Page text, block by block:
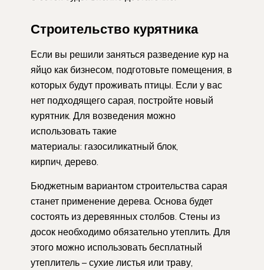
Строительство курятника
Если вы решили заняться разведение кур на
яйцо как бизнесом, подготовьте помещения, в
которых будут проживать птицы. Если у вас
нет подходящего сарая, постройте новый
курятник. Для возведения можно
использовать такие
материалы: газосиликатный блок,
кирпич, дерево.
Бюджетным вариантом строительства сарая
станет применение дерева. Основа будет
состоять из деревянных столбов. Стены из
досок необходимо обязательно утеплить. Для
этого можно использовать бесплатный
утеплитель – сухие листья или траву,